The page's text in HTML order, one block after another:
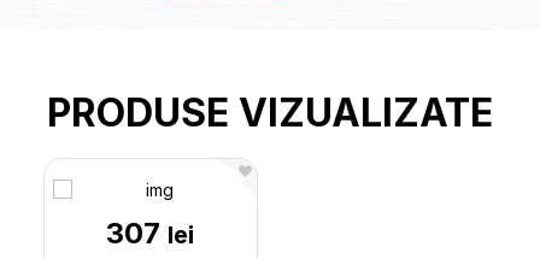
PRODUSE VIZUALIZATE
307 lei